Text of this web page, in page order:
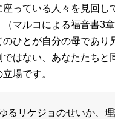
座っている人々を見回
マルコによる福音書3
ひとが自分の母であり
はない、あなたたちと
場です。
るリケジョのせいか、